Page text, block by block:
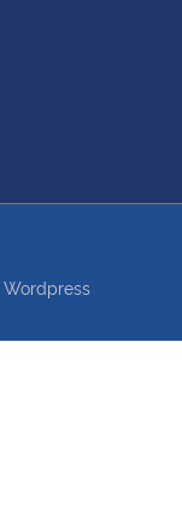
Wordpress